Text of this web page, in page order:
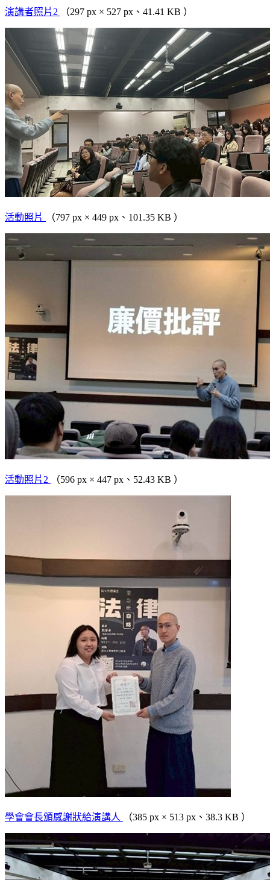
演講者照片2 （297 px × 527 px、41.41 KB ）
活動照片 （797 px × 449 px、101.35 KB ）
活動照片2 （596 px × 447 px、52.43 KB ）
學會會長頒感謝狀給演講人 （385 px × 513 px、38.3 KB ）